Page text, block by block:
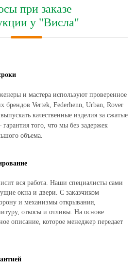
при заказе
у "Висла"
и мастера используют проверенное
брендов Vertek, Federhenn, Urban, Rover
качественные изделия за сжатые
того, что мы без задержек
объема.
вся работа. Наши специалисты сами
окна и двери. С заказчиком
и механизмы открывания,
откосы и отливы. На основе
описание, которое менеджер передает